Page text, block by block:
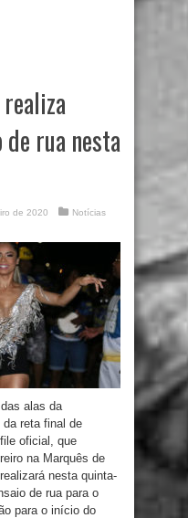
rua nesta
de 2020
Notícias
alas da
da reta final de
oficial, que
na Marquês de
nesta quinta-
de rua para o
para o início do